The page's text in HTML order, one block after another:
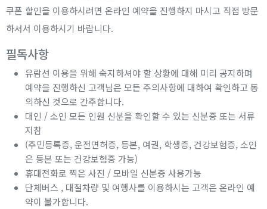
쿠폰 할인을 이용하시려면 온라인 예약을 진행하지 마시고 직접 방문
하셔서 이용하시기 바랍니다.
필독사항
유람선 이용을 위해 숙지하셔야 할 상황에 대해 미리 공지하며
예약을 진행하신 고객님은 모든 주의사항에 대하여 확인하고 동
의하신 것으로 간주합니다.
대인 / 소인 모든 인원 신분을 확인할 수 있는 신분증 또는 서류
지참
(주민등록증, 운전면허증, 등본, 여권, 학생증, 건강보험증, 소인
은 등본 또는 건강보험증 가능)
휴대전화로 찍은 사진 / 모바일 신분증 사용가능
단체버스 , 대절차량 및 여행사를 이용하시는 고객은 온라인 예
약이 불가합니다.